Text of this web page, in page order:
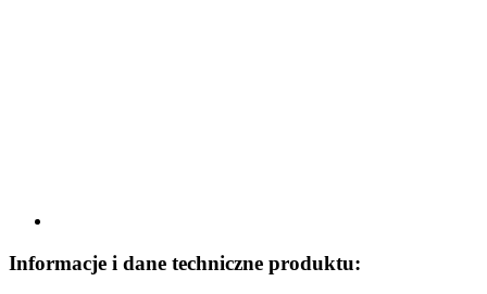
Informacje i dane techniczne produktu: